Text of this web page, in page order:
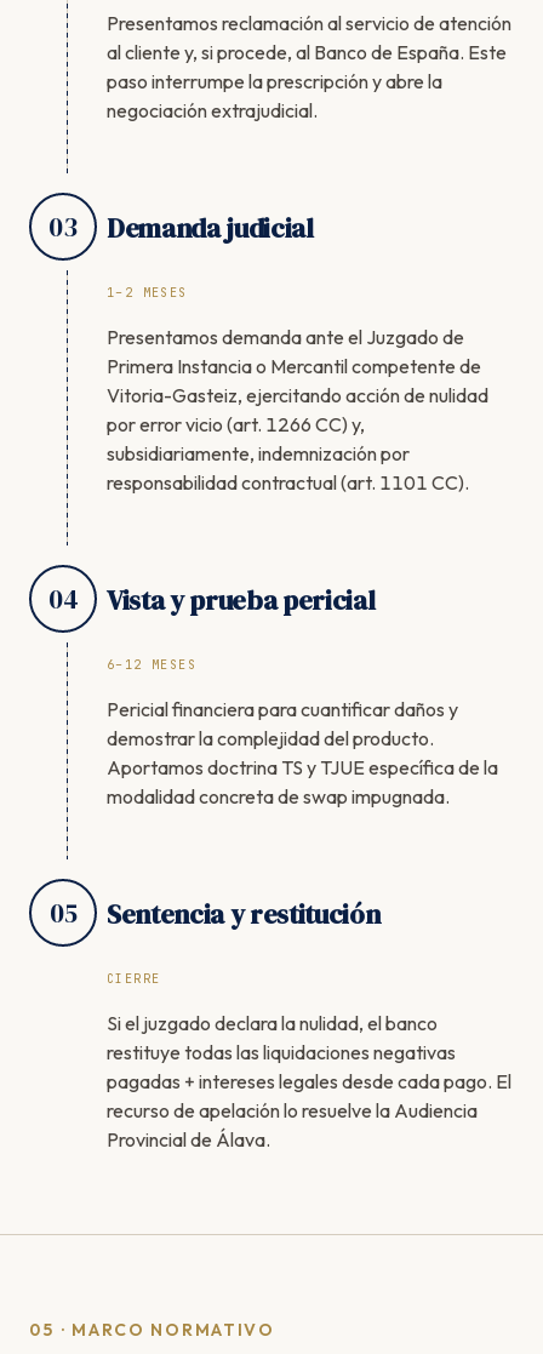
Presentamos reclamación al servicio de atención
al cliente y, si procede, al Banco de España. Este
paso interrumpe la prescripción y abre la
negociación extrajudicial.
03 Demanda judicial
1–2 MESES
Presentamos demanda ante el Juzgado de
Primera Instancia o Mercantil competente de
Vitoria-Gasteiz, ejercitando acción de nulidad
por error vicio (art. 1266 CC) y,
subsidiariamente, indemnización por
responsabilidad contractual (art. 1101 CC).
04 Vista y prueba pericial
6–12 MESES
Pericial financiera para cuantificar daños y
demostrar la complejidad del producto.
Aportamos doctrina TS y TJUE específica de la
modalidad concreta de swap impugnada.
05 Sentencia y restitución
CIERRE
Si el juzgado declara la nulidad, el banco
restituye todas las liquidaciones negativas
pagadas + intereses legales desde cada pago. El
recurso de apelación lo resuelve la Audiencia
Provincial de Álava.
05 · MARCO NORMATIVO